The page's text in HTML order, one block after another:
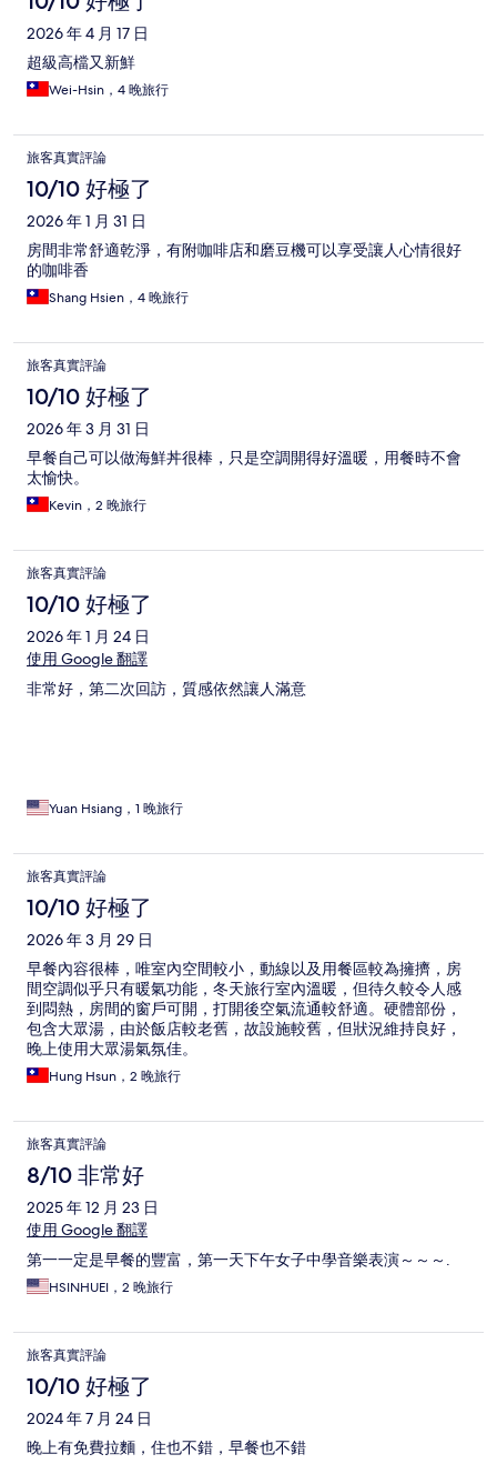
2026 年 4 月 17 日
超級高檔又新鮮
Wei-Hsin，4 晚旅行
旅客真實評論
10/10 好極了
2026 年 1 月 31 日
房間非常舒適乾淨，有附咖啡店和磨豆機可以享受讓人心情很好
的咖啡香
Shang Hsien，4 晚旅行
旅客真實評論
10/10 好極了
2026 年 3 月 31 日
早餐自己可以做海鮮丼很棒，只是空調開得好溫暖，用餐時不會
太愉快。
Kevin，2 晚旅行
旅客真實評論
10/10 好極了
2026 年 1 月 24 日
使用 Google 翻譯
非常好，第二次回訪，質感依然讓人滿意
Yuan Hsiang，1 晚旅行
旅客真實評論
10/10 好極了
2026 年 3 月 29 日
早餐內容很棒，唯室內空間較小，動線以及用餐區較為擁擠，房
間空調似乎只有暖氣功能，冬天旅行室內溫暖，但待久較令人感
到悶熱，房間的窗戶可開，打開後空氣流通較舒適。硬體部份，
包含大眾湯，由於飯店較老舊，故設施較舊，但狀況維持良好，
晚上使用大眾湯氣氛佳。
Hung Hsun，2 晚旅行
旅客真實評論
8/10 非常好
2025 年 12 月 23 日
使用 Google 翻譯
第一一定是早餐的豐富，第一天下午女子中學音樂表演～～～.
HSINHUEI，2 晚旅行
旅客真實評論
10/10 好極了
2024 年 7 月 24 日
晚上有免費拉麵，住也不錯，早餐也不錯